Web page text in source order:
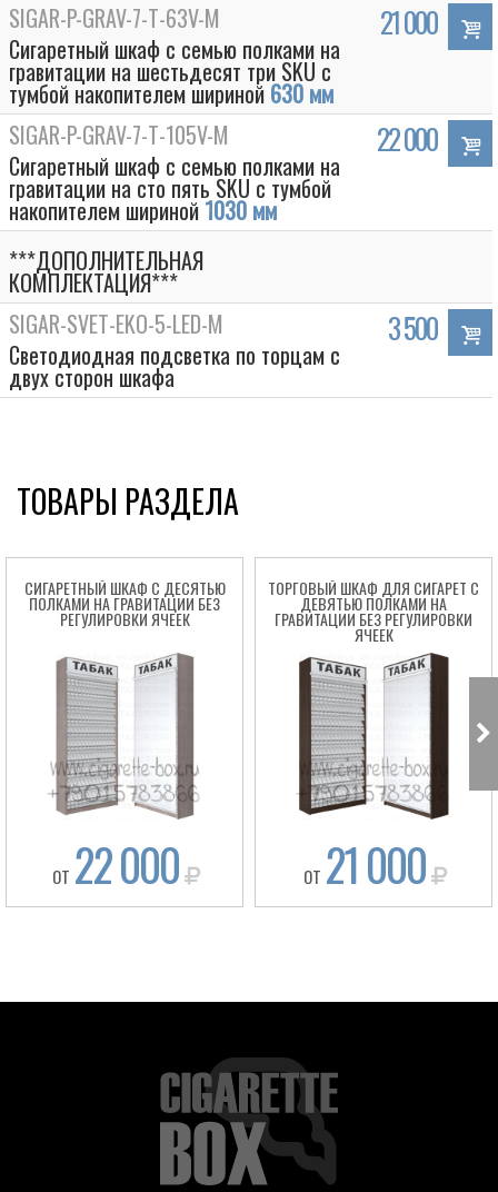
Box
SIGAR-P-GRAV-7-T-63V-M
Сигаретный шкаф с семью полками на
гравитации на шестьдесят три SKU с
тумбой накопителем шириной 630 мм
21 000
SIGAR-P-GRAV-7-T-105V-M
Сигаретный шкаф с семью полками на
гравитации на сто пять SKU с тумбой
накопителем шириной 1030 мм
22 000
***ДОПОЛНИТЕЛЬНАЯ
КОМПЛЕКТАЦИЯ***
SIGAR-SVET-EKO-5-LED-M
Светодиодная подсветка по торцам с
двух сторон шкафа
3 500
ТОВАРЫ РАЗДЕЛА
СИГАРЕТНЫЙ ШКАФ С ДЕСЯТЬЮ
ПОЛКАМИ НА ГРАВИТАЦИИ БЕЗ
РЕГУЛИРОВКИ ЯЧЕЕК
ОТ 22 000
ТОРГОВЫЙ ШКАФ ДЛЯ СИГАРЕТ С
ДЕВЯТЬЮ ПОЛКАМИ НА
ГРАВИТАЦИИ БЕЗ РЕГУЛИРОВКИ
ЯЧЕЕК
ОТ 21 000